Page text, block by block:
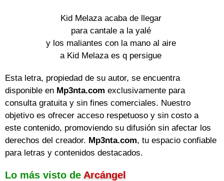
Kid Melaza acaba de llegar
para cantale a la yalé
y los maliantes con la mano al aire
a Kid Melaza es q persigue
Esta letra, propiedad de su autor, se encuentra
disponible en Mp3nta.com exclusivamente para
consulta gratuita y sin fines comerciales. Nuestro
objetivo es ofrecer acceso respetuoso y sin costo a
este contenido, promoviendo su difusión sin afectar los
derechos del creador. Mp3nta.com, tu espacio confiable
para letras y contenidos destacados.
Lo más visto de Arcángel